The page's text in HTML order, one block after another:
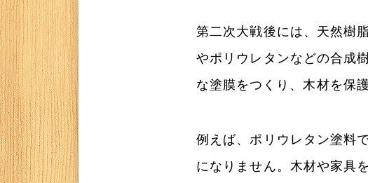
第二次大戦後には、天然樹
やポリウレタンなどの合成
な塗膜をつくり、木材を保
例えば、ポリウレタン塗料
になりません。木材や家具